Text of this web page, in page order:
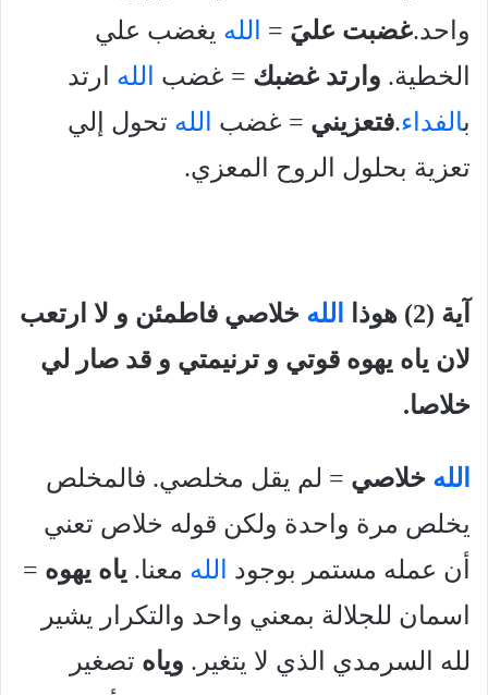
واحد.غضبت عليَ = الله يغضب علي
الخطية. وارتد غضبك = غضب الله ارتد
بالفداء.فتعزيني = غضب الله تحول إلي
تعزية بحلول الروح المعزي.
آية (2) هوذا الله خلاصي فاطمئن و لا ارتعب
لان ياه يهوه قوتي و ترنيمتي و قد صار لي
خلاصا.
الله خلاصي = لم يقل مخلصي. فالمخلص
يخلص مرة واحدة ولكن قوله خلاص تعني
أن عمله مستمر بوجود
الله معنا. ياه يهوه =
اسمان للجلالة بمعني واحد والتكرار يشير
لله السرمدي الذي لا يتغير. وياه تصغير